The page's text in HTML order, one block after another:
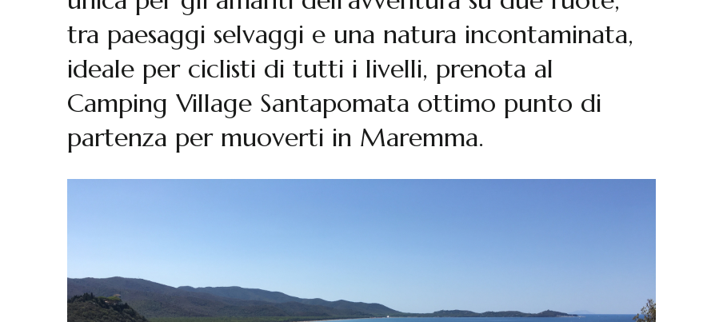
tra paesaggi selvaggi e una natura incontaminata,
ideale per ciclisti di tutti i livelli, prenota al
Camping Village Santapomata ottimo punto di
partenza per muoverti in Maremma.